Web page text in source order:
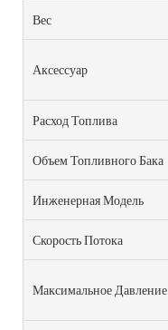
Вес
Аксессуар
Расход Топлива
Объем Топливного Бака
Инженерная Модель
Скорость Потока
Максимальное Давление